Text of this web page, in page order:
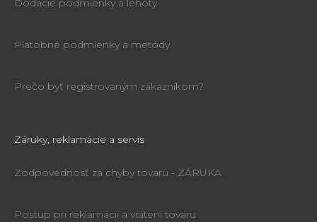
Dodacie podmienky a lehoty
Platobné podmienky a metódy
Prečo byť registrovaným zákazníkom?
Záruky, reklamácie a servis
Zodpovednosť za chyby tovaru - ZÁRUKA
Postup pri reklamácii a vrátení tovaru